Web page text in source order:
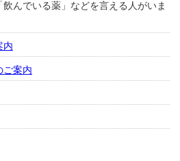
んでいる薬」などを言える人がいま
内
ご案内